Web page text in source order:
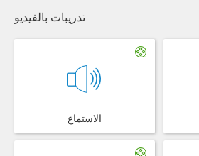
تدريبات بالفيديو
الاستماع